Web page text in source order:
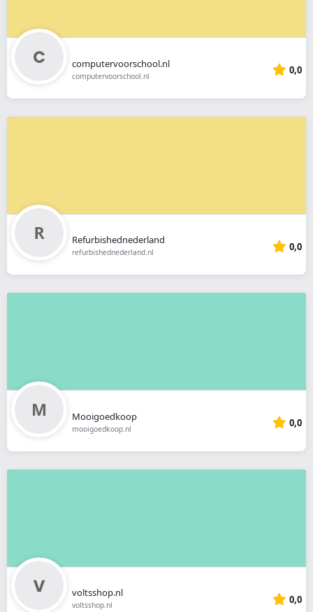
computervoorschool.nl
computervoorschool.nl 0,0
Refurbishednederland
refurbishednederland.nl 0,0
Mooigoedkoop
mooigoedkoop.nl 0,0
voltsshop.nl
voltsshop.nl 0,0